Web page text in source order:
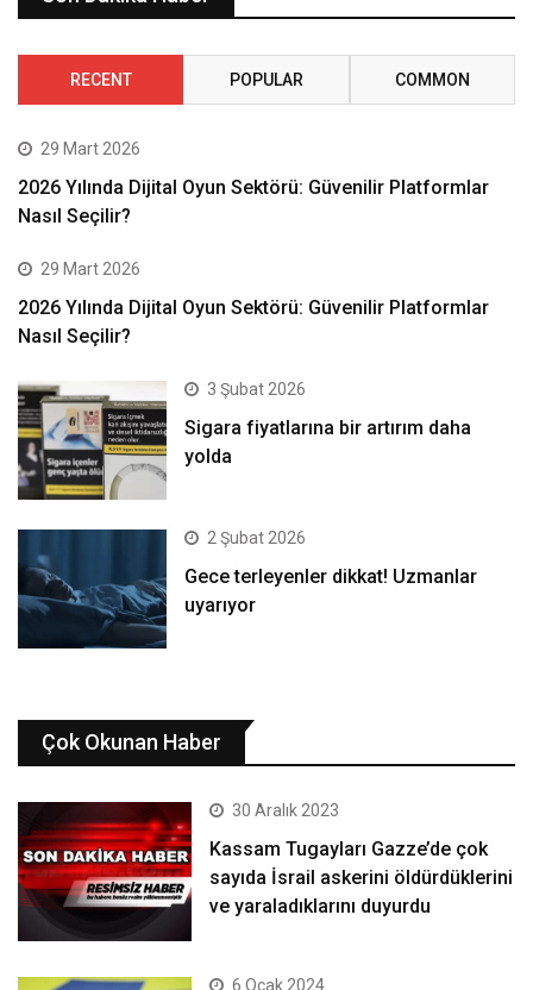
RECENT POPULAR COMMON
29 Mart 2026
2026 Yılında Dijital Oyun Sektörü: Güvenilir Platformlar
Nasıl Seçilir?
29 Mart 2026
2026 Yılında Dijital Oyun Sektörü: Güvenilir Platformlar
Nasıl Seçilir?
3 Şubat 2026
Sigara fiyatlarına bir artırım daha
yolda
2 Şubat 2026
Gece terleyenler dikkat! Uzmanlar
uyarıyor
Çok Okunan Haber
30 Aralık 2023
Kassam Tugayları Gazze’de çok
sayıda İsrail askerini öldürdüklerini
ve yaraladıklarını duyurdu
6 Ocak 2024